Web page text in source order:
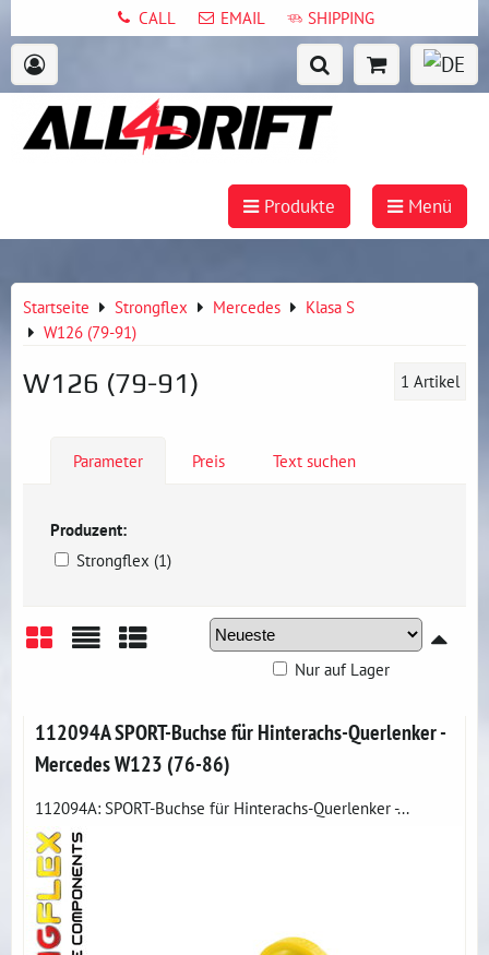
CALL EMAIL SHIPPING
Produkte Menü
Startseite Strongflex Mercedes
Klasa S
W126 (79-91)
W126 (79-91) 1 Artikel
Parameter Preis Text suchen
Produzent:
Strongflex (1)
Nur auf Lager
112094A SPORT-Buchse für Hinterachs-Querlenker -
Mercedes W123 (76-86)
112094A: SPORT-Buchse für Hinterachs-Querlenker -...